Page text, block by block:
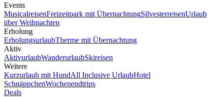
Events
MusicalreisenFreizeitpark mit ÜbernachtungSilvesterreisenUrlaub
über Weihnachten
Erholung
ErholungsurlaubTherme mit Übernachtung
Aktiv
AktivurlaubWanderurlaubSkireisen
Weitere
Kurzurlaub mit HundAll Inclusive UrlaubHotel
SchnäppchenWochenendtrips
Deals